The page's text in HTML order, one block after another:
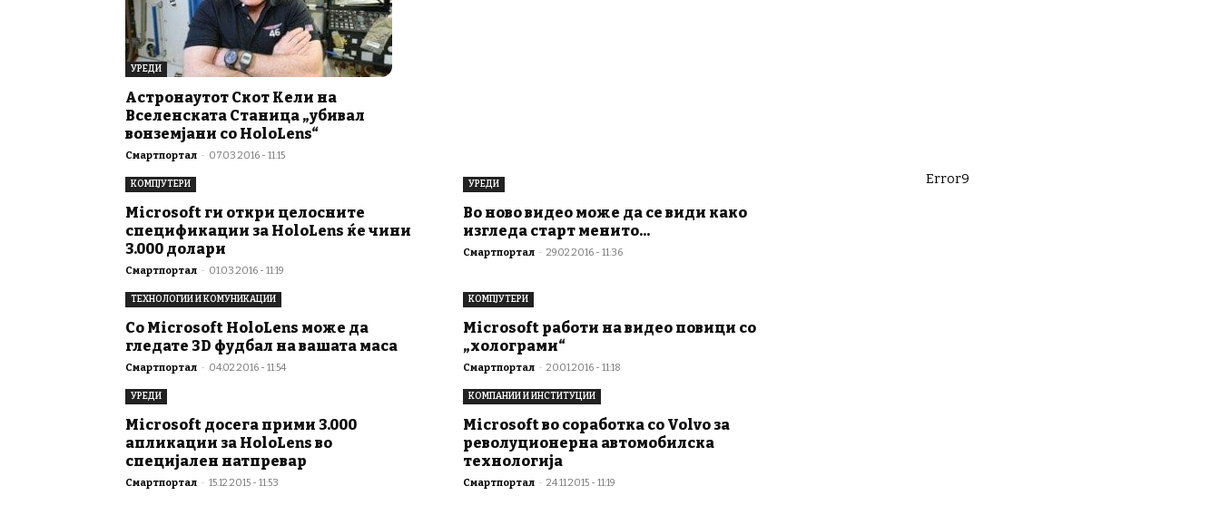
УРЕДИ
Астронаутот Скот Кели на
Вселенската Станица „убивал
вонземјани со HoloLens“
Смартпортал - 07.03.2016 - 11:15
КОМПЈУТЕРИ
Microsoft ги откри целосните
спецификации за HoloLens ќе чини
3.000 долари
Смартпортал - 01.03.2016 - 11:19
УРЕДИ
Во ново видео може да се види како
изгледа старт менито...
Смартпортал - 29.02.2016 - 11:36
ТЕХНОЛОГИИ И КОМУНИКАЦИИ
Со Microsoft HoloLens може да
гледате 3D фудбал на вашата маса
Смартпортал - 04.02.2016 - 11:54
КОМПЈУТЕРИ
Microsoft работи на видео повици со
„холограми“
Смартпортал - 20.01.2016 - 11:18
УРЕДИ
Microsoft досега прими 3.000
апликации за HoloLens во
специјален натпревар
Смартпортал - 15.12.2015 - 11:53
КОМПАНИИ И ИНСТИТУЦИИ
Microsoft во соработка со Volvo за
револуционерна автомобилска
технологија
Смартпортал - 24.11.2015 - 11:19
Error9